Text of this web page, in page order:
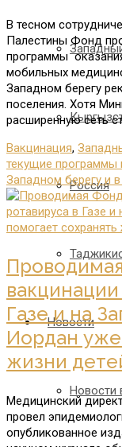
Россия
Новости
Новости
В тесном
Палестины Фонд
программы
мобильных
Западном берегу
поселения. Хотя
расширенную сеть
Вакцинация,
текущие программы
Западном берегу и в
Газе и на
Иордан уже
жизни
Медицинский
провел
опубликованное